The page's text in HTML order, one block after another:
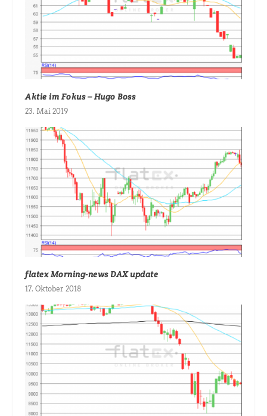
Aktie im Fokus – Hugo Boss
23. Mai 2019
flatex Morning-news DAX update
17. Oktober 2018